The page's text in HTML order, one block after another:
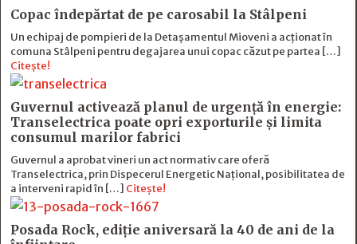
Copac îndepărtat de pe carosabil la Stâlpeni
Un echipaj de pompieri de la Detașamentul Mioveni a acționat în
comuna Stâlpeni pentru degajarea unui copac căzut pe partea […]
Citește!
Guvernul activează planul de urgență în energie:
Transelectrica poate opri exporturile și limita
consumul marilor fabrici
Guvernul a aprobat vineri un act normativ care oferă
Transelectrica, prin Dispecerul Energetic Național, posibilitatea de
a interveni rapid în […] Citește!
Posada Rock, ediţie aniversară la 40 de ani de la